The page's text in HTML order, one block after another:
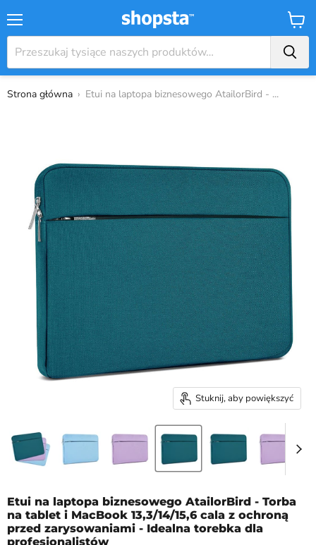
Strona główna › Etui na laptopa biznesowego AtailorBird - ...
Stuknij, aby powiększyć
Etui na laptopa biznesowego AtailorBird - Torba
na tablet i MacBook 13,3/14/15,6 cala z ochroną
przed zarysowaniami - Idealna torebka dla
profesjonalistów